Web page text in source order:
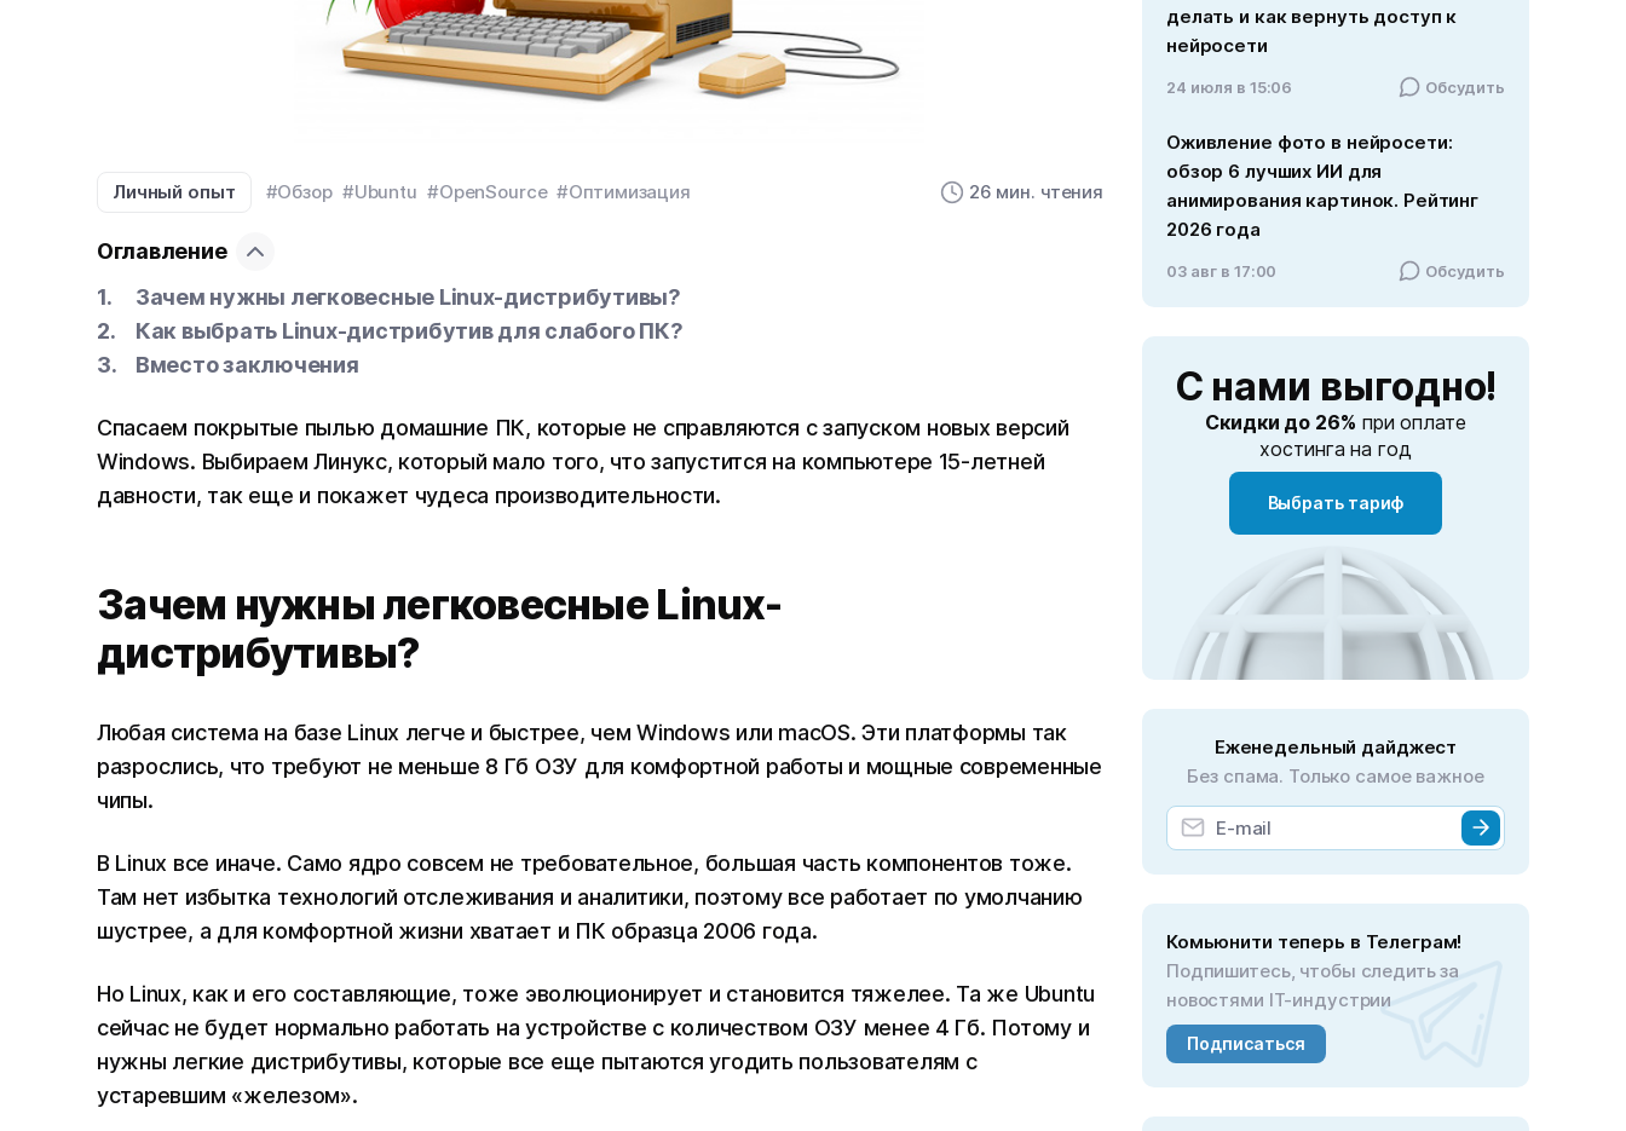
Личный опыт #Обзор #Ubuntu #OpenSource #Оптимизация 26 мин. чтения
Оглавление
Зачем нужны легковесные Linux-дистрибутивы?
Как выбрать Linux-дистрибутив для слабого ПК?
Вместо заключения
Спасаем покрытые пылью домашние ПК, которые не справляются с запуском новых версий
Windows. Выбираем Линукс, который мало того, что запустится на компьютере 15-летней
давности, так еще и покажет чудеса производительности.
Зачем нужны легковесные Linux-
дистрибутивы?
Любая система на базе Linux легче и быстрее, чем Windows или macOS. Эти платформы так
разрослись, что требуют не меньше 8 Гб ОЗУ для комфортной работы и мощные современные
чипы.
В Linux все иначе. Само ядро совсем не требовательное, большая часть компонентов тоже.
Там нет избытка технологий отслеживания и аналитики, поэтому все работает по умолчанию
шустрее, а для комфортной жизни хватает и ПК образца 2006 года.
Но Linux, как и его составляющие, тоже эволюционирует и становится тяжелее. Та же Ubuntu
сейчас не будет нормально работать на устройстве с количеством ОЗУ менее 4 Гб. Потому и
нужны легкие дистрибутивы, которые все еще пытаются угодить пользователям с
устаревшим «железом».
делать и как вернуть доступ к
нейросети
24 июля в 15:06 Обсудить
Оживление фото в нейросети:
обзор 6 лучших ИИ для
анимирования картинок. Рейтинг
2026 года
03 авг в 17:00 Обсудить
С нами выгодно!
Скидки до 26% при оплате
хостинга на год
Выбрать тариф
Еженедельный дайджест
Без спама. Только самое важное
Комьюнити теперь в Телеграм!
Подпишитесь, чтобы следить за
новостями IT-индустрии
Подписаться